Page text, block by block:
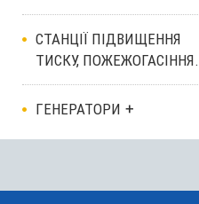
СТАНЦІЇ ПІДВИЩЕННЯ
ТИСКУ, ПОЖЕЖОГАСІННЯ.
ГЕНЕРАТОРИ